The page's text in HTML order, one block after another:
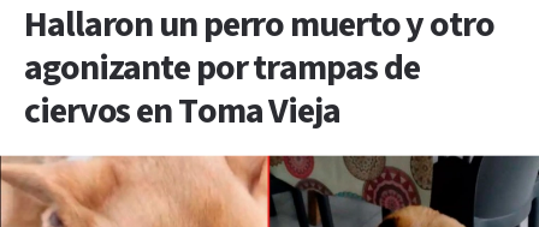
Hallaron un perro muerto y otro
agonizante por trampas de
ciervos en Toma Vieja